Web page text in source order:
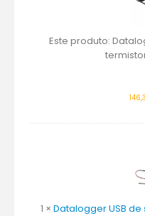
Este produto:
1 × Datalogger USB de